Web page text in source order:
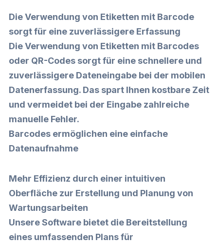
Die Verwendung von Etiketten mit Barcode
sorgt für eine zuverlässigere Erfassung
Die Verwendung von Etiketten mit Barcodes
oder QR-Codes sorgt für eine schnellere und
zuverlässigere Dateneingabe bei der mobilen
Datenerfassung. Das spart Ihnen kostbare Zeit
und vermeidet bei der Eingabe zahlreiche
manuelle Fehler.
Barcodes ermöglichen eine einfache
Datenaufnahme
Mehr Effizienz durch einer intuitiven
Oberfläche zur Erstellung und Planung von
Wartungsarbeiten
Unsere Software bietet die Bereitstellung
eines umfassenden Plans für